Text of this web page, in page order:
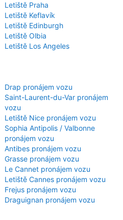
Letiště Praha
Letiště Keflavík
Letiště Edinburgh
Letiště Olbia
Letiště Los Angeles
Drap pronájem vozu
Saint-Laurent-du-Var pronájem
vozu
Letiště Nice pronájem vozu
Sophia Antipolis / Valbonne
pronájem vozu
Antibes pronájem vozu
Grasse pronájem vozu
Le Cannet pronájem vozu
Letiště Cannes pronájem vozu
Frejus pronájem vozu
Draguignan pronájem vozu